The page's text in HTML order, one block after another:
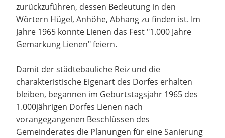
zurückzuführen, dessen Bedeutung in den
Wörtern Hügel, Anhöhe, Abhang zu finden ist. Im
Jahre 1965 konnte Lienen das Fest "1.000 Jahre
Gemarkung Lienen" feiern.
Damit der städtebauliche Reiz und die
charakteristische Eigenart des Dorfes erhalten
bleiben, begannen im Geburtstagsjahr 1965 des
1.000jährigen Dorfes Lienen nach
vorangegangenen Beschlüssen des
Gemeinderates die Planungen für eine Sanierung